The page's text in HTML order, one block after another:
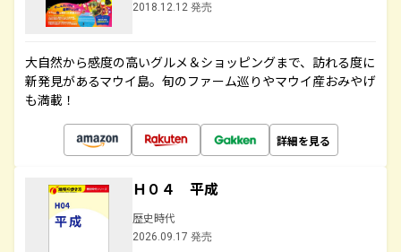
2018.12.12 発売
大自然から感度の高いグルメ＆ショッピングまで、訪れる度に
新発見があるマウイ島。旬のファーム巡りやマウイ産おみやげ
も満載！
詳細を見る
Ｈ０４ 平成
歴史時代
2026.09.17 発売